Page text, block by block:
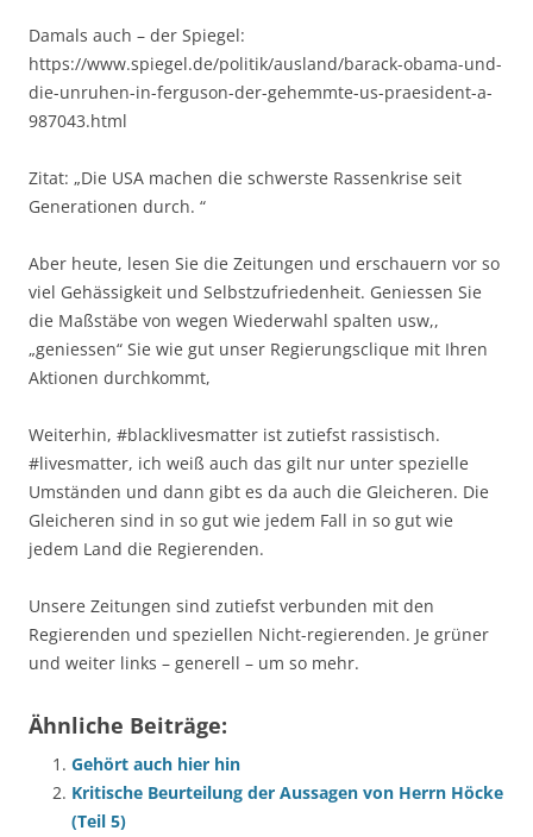
Damals auch – der Spiegel:
https://www.spiegel.de/politik/ausland/barack-obama-und-
die-unruhen-in-ferguson-der-gehemmte-us-praesident-a-
987043.html
Zitat: „Die USA machen die schwerste Rassenkrise seit
Generationen durch. “
Aber heute, lesen Sie die Zeitungen und erschauern vor so
viel Gehässigkeit und Selbstzufriedenheit. Geniessen Sie
die Maßstäbe von wegen Wiederwahl spalten usw,,
„geniessen“ Sie wie gut unser Regierungsclique mit Ihren
Aktionen durchkommt,
Weiterhin, #blacklivesmatter ist zutiefst rassistisch.
#livesmatter, ich weiß auch das gilt nur unter spezielle
Umständen und dann gibt es da auch die Gleicheren. Die
Gleicheren sind in so gut wie jedem Fall in so gut wie
jedem Land die Regierenden.
Unsere Zeitungen sind zutiefst verbunden mit den
Regierenden und speziellen Nicht-regierenden. Je grüner
und weiter links – generell – um so mehr.
Ähnliche Beiträge:
Gehört auch hier hin
Kritische Beurteilung der Aussagen von Herrn Höcke
(Teil 5)